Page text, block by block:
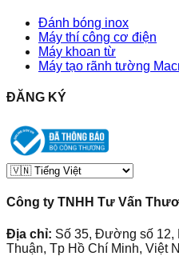
Đánh bóng inox
Máy thí công cơ điện
Máy khoan từ
Máy tạo rãnh tường
ĐĂNG KÝ
Công ty TNHH Tư Vấn
Địa chỉ: Số 35, Đường số 12,
Thuận, Tp Hồ Chí Minh, Việt